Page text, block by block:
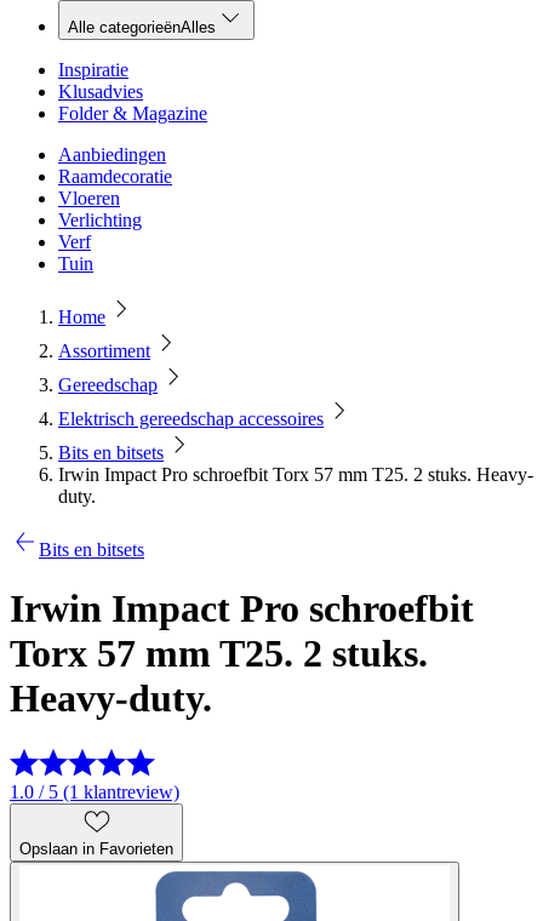
Alle categorieënAlles
Inspiratie
Klusadvies
Folder & Magazine
Aanbiedingen
Raamdecoratie
Vloeren
Verlichting
Verf
Tuin
Home
Assortiment
Gereedschap
Elektrisch gereedschap accessoires
Bits en bitsets
Irwin Impact Pro schroefbit Torx 57 mm T25. 2 stuks. Heavy-
duty.
Bits en bitsets
Irwin Impact Pro schroefbit
Torx 57 mm T25. 2 stuks.
Heavy-duty.
1.0 / 5 (1 klantreview)
Opslaan in Favorieten